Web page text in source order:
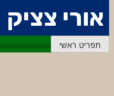
לתוכן
אורי צציק
תפריט ראשי